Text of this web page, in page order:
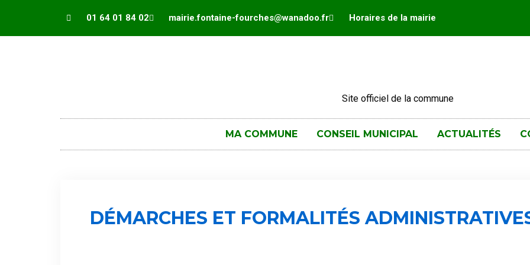
01 64 01 84 02 mairie.fontaine-fourches@wanadoo.fr Horaires de la mairie
Site officiel de la commune
MA COMMUNE CONSEIL MUNICIPAL ACTUALITÉS
DÉMARCHES ET FORMALITÉS